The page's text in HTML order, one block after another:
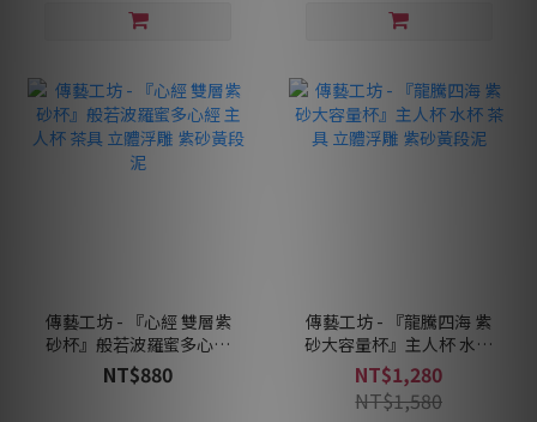
傳藝工坊 - 『心經 雙層紫
砂杯』般若波羅蜜多心經
主人杯 茶具 立體浮雕 紫砂
黃段泥
NT$880
傳藝工坊 - 『龍騰四海 紫
砂大容量杯』主人杯 水杯
茶具 立體浮雕 紫砂黃段泥
NT$1,280
NT$1,580